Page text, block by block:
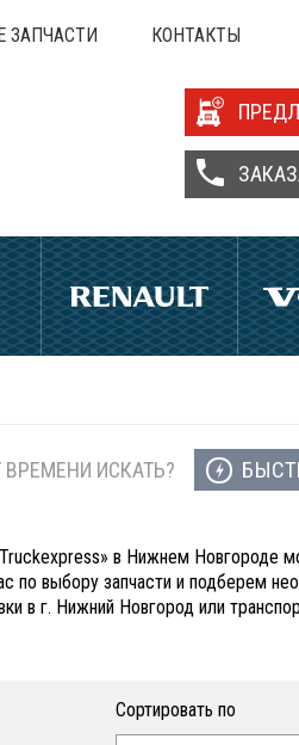
ЗАПЧАСТИ КОНТАКТЫ
ВРЕМЕНИ ИСКАТЬ?
в Нижнем Новгороде
по выбору запчасти и подберем
в г. Нижний Новгород или
Сортировать по